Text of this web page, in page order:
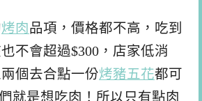
烤肉品項，價格都不高，吃到
不會超過$300，店家低消
個去合點一份烤豬五花都可
就是想吃肉！所以只有點肉